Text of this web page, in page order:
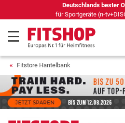
Seit 42 Jahren Ihr Experte
Fitstore Hantelbank